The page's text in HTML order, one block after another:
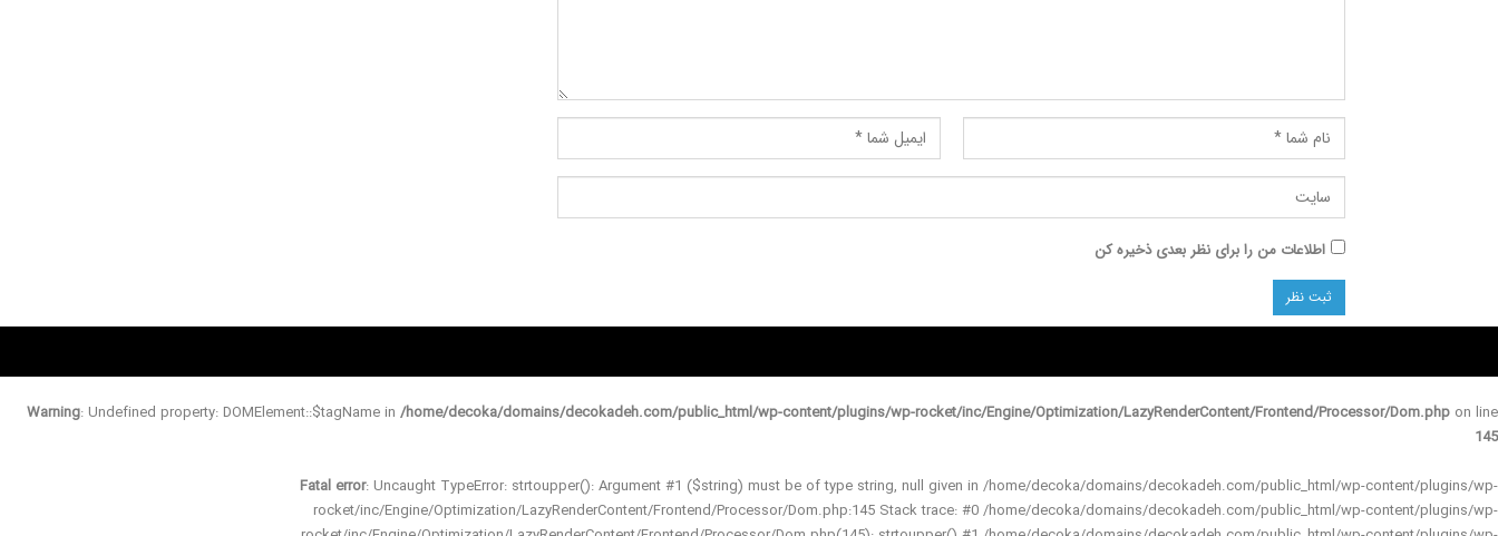
اطلاعات من را برای نظر بعدی ذخیره کن
Warning: Undefined property: DOMElement::$tagName in /home/decoka/domains/decokadeh.com/public_html/wp-content/plugins/wp-rocket/inc/Engine/Optimization/LazyRenderContent/Frontend/Processor/Dom.php on line
145
Fatal error: Uncaught TypeError: strtoupper(): Argument #1 ($string) must be of type string, null given in /home/decoka/domains/decokadeh.com/public_html/wp-content/plugins/wp-
rocket/inc/Engine/Optimization/LazyRenderContent/Frontend/Processor/Dom.php:145 Stack trace: #0 /home/decoka/domains/decokadeh.com/public_html/wp-content/plugins/wp-